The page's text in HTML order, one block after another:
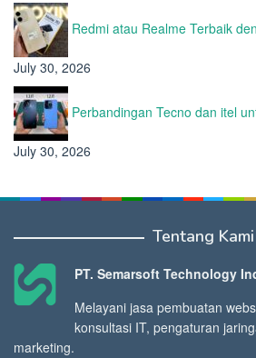
Redmi atau Realme Terbaik
July 30, 2026
Perbandingan Tecno dan itel
July 30, 2026
Tentang Kami
PT. Semarsoft Technology
Melayani jasa pembuatan
konsultasi IT, pengaturan
marketing.